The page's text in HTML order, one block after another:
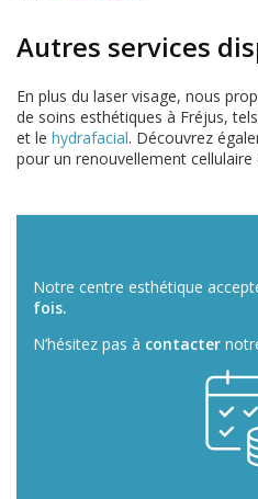
Autres services
En plus du laser visage, nous
de soins esthétiques à Fréjus,
et le hydrafacial. Découvrez
pour un renouvellement cellulaire
Notre centre esthétique
fois.
N’hésitez pas à contacter